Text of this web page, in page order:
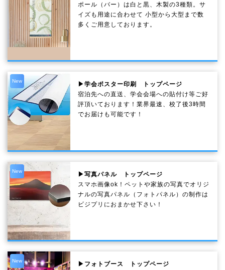
ポール（バー）は白と黒、木製の3種類。サ
イズも用途に合わせて 小型から大型まで数
多くご用意しております。
New
▶学会ポスター印刷 トップページ
宿泊先への直送、学会会場への貼付け等ご好
評頂いております！業界最速、校了後3時間
でお届けも可能です！
New
▶写真パネル トップページ
スマホ画像ok！ペットや家族の写真でオリジ
ナルの写真パネル（フォトパネル）の制作は
ビジプリにおまかせ下さい！
New
▶フォトブース トップページ